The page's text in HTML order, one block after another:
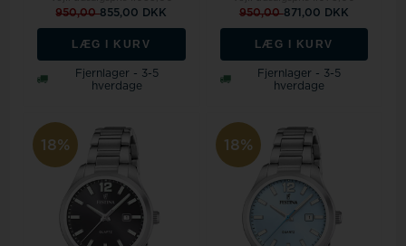
950,00855,00 DKK
LÆG I KURV
Fjernlager - 3-5
hverdage
950,00871,00 DKK
LÆG I KURV
Fjernlager - 3-5
hverdage
18% 18%